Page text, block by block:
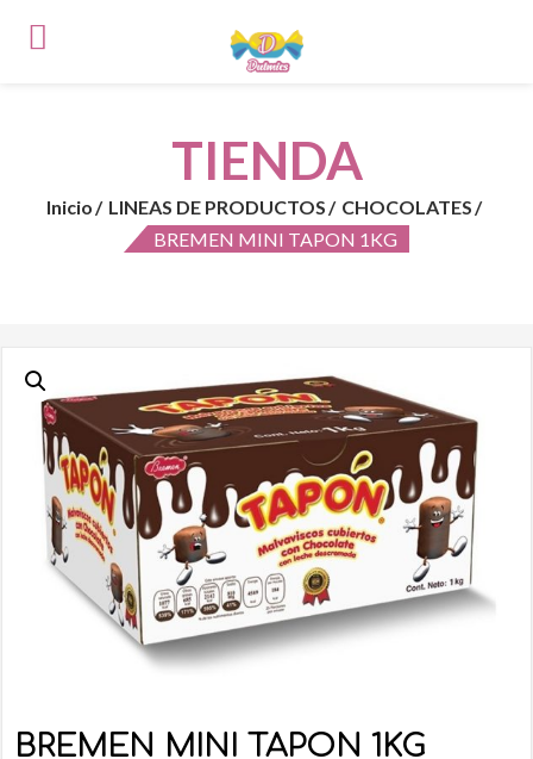
TIENDA
Inicio LINEAS DE PRODUCTOS
CHOCOLATES
BREMEN MINI TAPON 1KG
BREMEN MINI TAPON 1KG